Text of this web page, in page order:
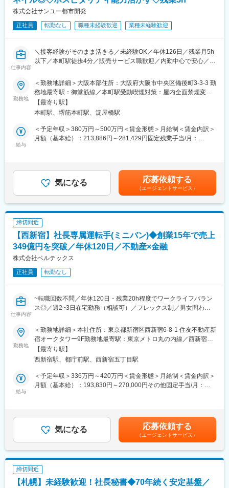
運営補助など総務業務
・入社手続き、書類管理、社労士との連携補助など労務サポー
ト業務
※経験や適性に応じて業務範囲を調整
◇業務の特徴
採用背景に記載の通り、今まで事務専属の社員がいない状態だっ
もちろんサポートはしますが、ご自身で自ら仕事を見つけ、進め
ていける方を求めています。
■就業環境：
て込んだ際には発生することはあります
フレキシブル：8:00～12:00／16:00～20:00
・標準勤務時間：10:00～18:00
└フレックス適用…10時より前または10時以降を始業時間とす
る場合
変更の範囲：会社の定める業務
株式会社サンユー都市開発
正社員 転勤なし 職種未経験歓迎 業種未経験歓迎
仕事内容
＼接客経験がそのまま活きる／未経験OK／年休126日／残業月5h
以下／本町駅徒歩4分／販売サービス職歓迎／内勤中心で安心／会
される／創業40年超／OJTあり／落ち着いた環境／
■どんな会社？
1977年創業の不動産ディベロッパーとして、戸建住宅やマンショ
ン分譲、宅地開発から商業施設・ホテル事業まで幅広く手がけて
います。南大阪エリアを中心に4,000区画以上の供給実績を持ち、
用地取得から開発まで一貫対応できる点が強み。大手金融機関と
■求人概要
社長を支える秘書職をお任せいたします。
・社長のスケジュール管理、社内外調整
・会議議事録の作成（タイピング中心）
・会食やゴルフの予約手配(会食への参加の必要はございません。)
・出張手配、経費精算
・来客対応、会議室予約
ト。内勤中心で社長同行は基本ありません。接客経験を活かしな
がら業務に慣れていただきます。
＜キャリア＞
秘書を軸に、総務や営業事務等へ関わることも可能です。
■業務の特徴
す。状況を見て先回りする力や臨機応変な対応力が重要で、接客
で培った気配りや判断力が評価されます。
環境のため相談しやすい体制です。
・残業月5時間以下（基本定時退社）
・転勤なし／本町駅徒歩4分
・オフィスカジュアル、ネイル可
勤務地
＜勤務地詳細＞大阪本部住所：大阪府大阪市中央区備後町3-3-3 勤
務地最寄駅：御堂筋線／本町駅受動喫煙対策：屋内全面禁煙変更
の範囲：会社の定める事業所
【最寄り駅】
本町駅、堺筋本町駅、淀屋橋駅
給与
＜予定年収＞380万円～500万円＜賃金形態＞月給制＜賃金内訳＞
月額（基本給）：213,886円～281,429円固定残業手当/月：
験・能力 を考慮して決定します。■賞与：年2回（昨年実績）■給
与改定：年1回（昨年実績）賃金はあくまでも目安の金額であり、
選考を通じて上下する可能性があります。月給(月額)は固定手当を
含めた表記です。
気になる 応募依頼する
（エージェントサービス）
締切間近
【西新宿】社長専属運転手(ミニバン)◆創業15年で売上
349億円を突破／年休120日／不動産×金融
株式会社ベルテックス
正社員 転勤なし
仕事内容
~転職回数不問／年休120日・残業20h程度でワークライフバラン
ス◎／週2~3日在宅勤務（相談可）／フレックス制／男女問わず
■お任せする業務
社長専属の運転手業務をメインに、運転手業務がない日について
は社長の経費対応等の事務業の他、取締役の事務業務サポートも
お任せいたします。
・運転手業務（遠方への運転有、車タイプ：ミニバン）
※運転手業務以外の業務については既存社員から引継ぎを行わせて
いただく予定です。
ス制、在宅勤務などの制度を完備
■同社の特徴
勤務地
＜勤務地詳細＞本社住所：東京都新宿区西新宿6-8-1 住友不動産新
宿オークタワー9F勤務地最寄駅：東京メトロ丸の内線／西新宿駅
受動喫煙対策：屋内全面禁煙変更の範囲：会社の定める事業所
（リモートワーク含む）
【最寄り駅】
西新宿駅、都庁前駅、西新宿五丁目駅
給与
＜予定年収＞336万円～420万円＜賃金形態＞月給制＜賃金内訳＞
月額（基本給）：193,830円～270,000円その他固定手当/月：
手当＞有＜給与補足＞※予定年収はあくまでも目安の金額であり、
経験・能力・年齢・前職給与などを考慮し、同社規定により決定
します。※■賞与：年2回（7月・12月 ※業績と個人評価による）賃
金はあくまでも目安の金額であり、選考を通じて上下する可能性
があります。月給(月額)は固定手当を含めた表記です。
気になる 応募依頼する
（エージェントサービス）
締切間近
【札幌】未経験歓迎！社長秘書◆70年続く安定基盤／